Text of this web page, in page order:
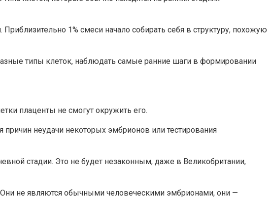
1% смеси начало собирать себя в структуру, похожую
типы клеток, наблюдать самые ранние шаги в формировании
плаценты не смогут окружить его.
неудачи некоторых эмбрионов или тестирования
стадии. Это не будет незаконным, даже в Великобритании,
не являются обычными человеческими эмбрионами, они —